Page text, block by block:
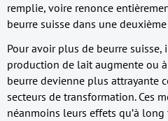
remplie, voire renonce
beurre suisse dans une
Pour avoir plus de beurre
production de lait augmente ou
beurre devienne plus attrayante
secteurs de transformation. Ces
néanmoins leurs effets qu’à